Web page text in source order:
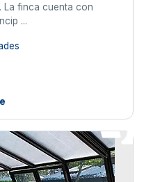
La finca cuenta con
...